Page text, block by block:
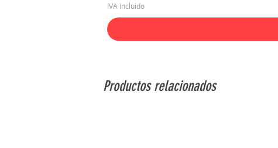
IVA incluido
Productos relacionados